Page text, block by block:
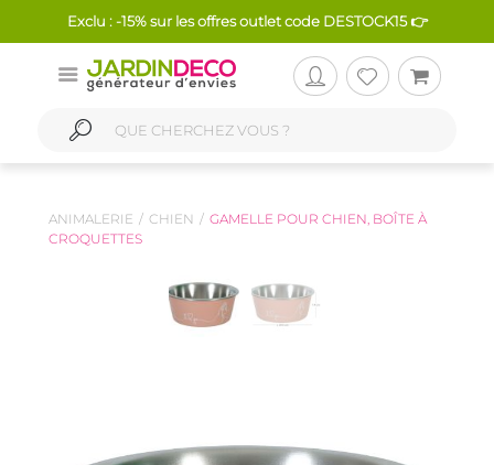
Exclu : -15% sur les offres outlet code DESTOCK15 👉
ANIMALERIE CHIEN
GAMELLE POUR CHIEN, BOÎTE À
CROQUETTES